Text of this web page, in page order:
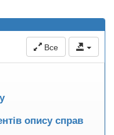
Все
опису справ